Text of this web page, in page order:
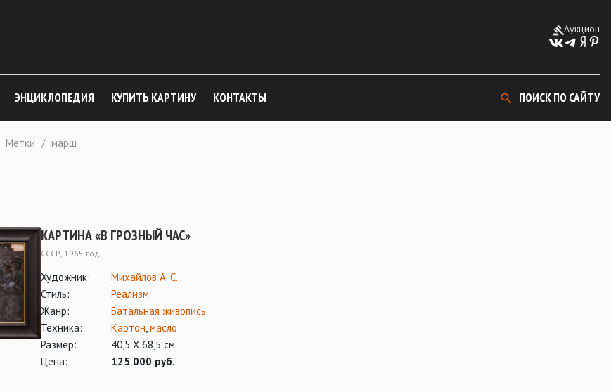
Аукцион
ЭНЦИКЛОПЕДИЯ КУПИТЬ КАРТИНУ КОНТАКТЫ ПОИСК ПО САЙТУ
Метки / марш
КАРТИНА «В ГРОЗНЫЙ ЧАС»
СССР, 1965 год
Художник:
Михайлов А. С.
Стиль:
Реализм
Жанр:
Батальная живопись
Техника:
Картон,масло
Размер:
40,5 Х 68,5 см
Цена:
125 000 руб.